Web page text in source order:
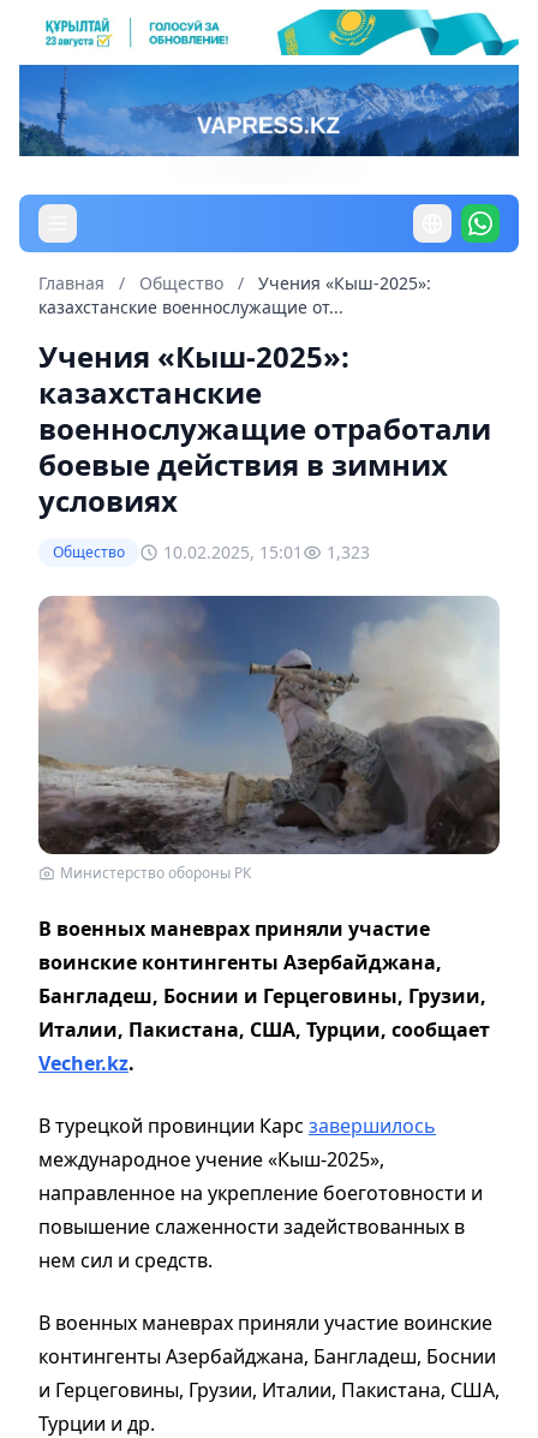
Главная / Общество /
Учения «Кыш-2025»:
казахстанские военнослужащие от...
Учения «Кыш-2025»:
казахстанские
военнослужащие отработали
боевые действия в зимних
условиях
Общество 10.02.2025, 15:01 1,323
Министерство обороны РК
В военных маневрах приняли участие
воинские контингенты Азербайджана,
Бангладеш, Боснии и Герцеговины, Грузии,
Италии, Пакистана, США, Турции, сообщает
Vecher.kz.
В турецкой провинции Карс завершилось
международное учение «Кыш-2025»,
направленное на укрепление боеготовности и
повышение слаженности задействованных в
нем сил и средств.
В военных маневрах приняли участие воинские
контингенты Азербайджана, Бангладеш, Боснии
и Герцеговины, Грузии, Италии, Пакистана, США,
Турции и др.